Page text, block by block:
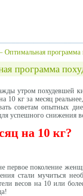
Оптимальная программа
программа
утром похудевшей
10 кг за месяц
советам опытных
успешного снижения
на 10 кг?
первое поколение
стали мучиться
весов на 10 или